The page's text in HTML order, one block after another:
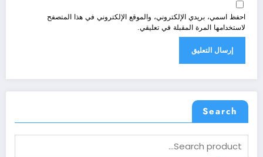
احفظ اسمي، بريدي الإلكتروني، والموقع الإلكتروني في هذا المتصفح
لاستخدامها المرة المقبلة في تعليقي.
Search